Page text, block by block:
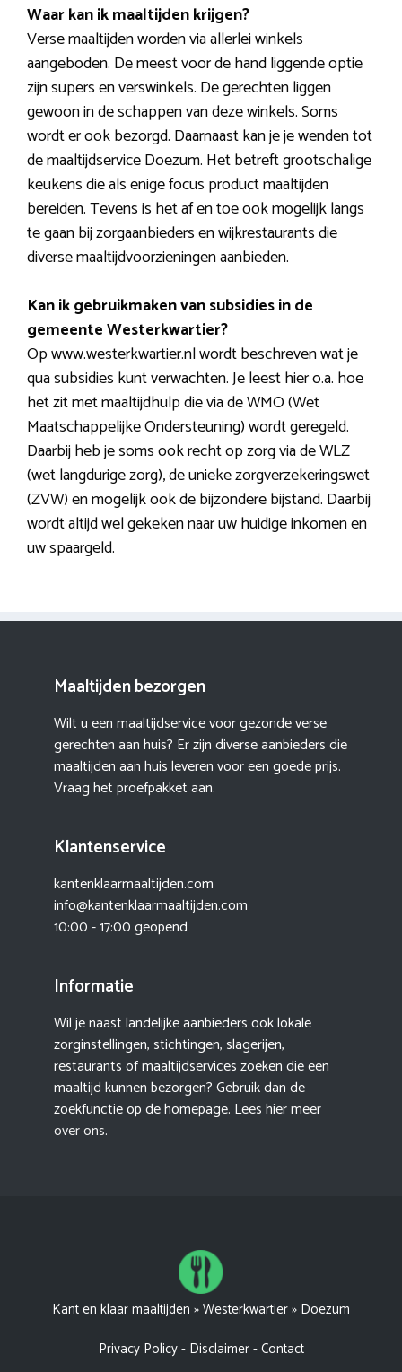
Waar kan ik maaltijden krijgen?
Verse maaltijden worden via allerlei winkels
aangeboden. De meest voor de hand liggende optie
zijn supers en verswinkels. De gerechten liggen
gewoon in de schappen van deze winkels. Soms
wordt er ook bezorgd. Daarnaast kan je je wenden tot
de maaltijdservice Doezum. Het betreft grootschalige
keukens die als enige focus product maaltijden
bereiden. Tevens is het af en toe ook mogelijk langs
te gaan bij zorgaanbieders en wijkrestaurants die
diverse maaltijdvoorzieningen aanbieden.
Kan ik gebruikmaken van subsidies in de
gemeente Westerkwartier?
Op www.westerkwartier.nl wordt beschreven wat je
qua subsidies kunt verwachten. Je leest hier o.a. hoe
het zit met maaltijdhulp die via de WMO (Wet
Maatschappelijke Ondersteuning) wordt geregeld.
Daarbij heb je soms ook recht op zorg via de WLZ
(wet langdurige zorg), de unieke zorgverzekeringswet
(ZVW) en mogelijk ook de bijzondere bijstand. Daarbij
wordt altijd wel gekeken naar uw huidige inkomen en
uw spaargeld.
Maaltijden bezorgen
Wilt u een maaltijdservice voor gezonde verse
gerechten aan huis? Er zijn diverse aanbieders die
maaltijden aan huis leveren voor een goede prijs.
Vraag het proefpakket aan.
Klantenservice
kantenklaarmaaltijden.com
info@kantenklaarmaaltijden.com
10:00 - 17:00 geopend
Informatie
Wil je naast landelijke aanbieders ook lokale
zorginstellingen, stichtingen, slagerijen,
restaurants of maaltijdservices zoeken die een
maaltijd kunnen bezorgen? Gebruik dan de
zoekfunctie op de homepage. Lees hier meer
over ons.
Kant en klaar maaltijden »Westerkwartier» Doezum
Privacy Policy- Disclaimer-Contact